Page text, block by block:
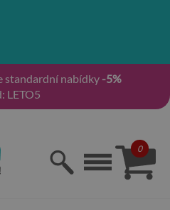
standardní nabídky -5%
LETO5
0